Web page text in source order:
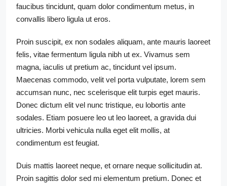
faucibus tincidunt, quam dolor condimentum metus, in
convallis libero ligula ut eros.
Proin suscipit, ex non sodales aliquam, ante mauris laoreet
felis, vitae fermentum ligula nibh ut ex. Vivamus sem
magna, iaculis ut pretium ac, tincidunt vel ipsum.
Maecenas commodo, velit vel porta vulputate, lorem sem
accumsan nunc, nec scelerisque elit turpis eget mauris.
Donec dictum elit vel nunc tristique, eu lobortis ante
sodales. Etiam posuere leo ut leo laoreet, a gravida dui
ultricies. Morbi vehicula nulla eget elit mollis, at
condimentum est feugiat.
Duis mattis laoreet neque, et ornare neque sollicitudin at.
Proin sagittis dolor sed mi elementum pretium. Donec et